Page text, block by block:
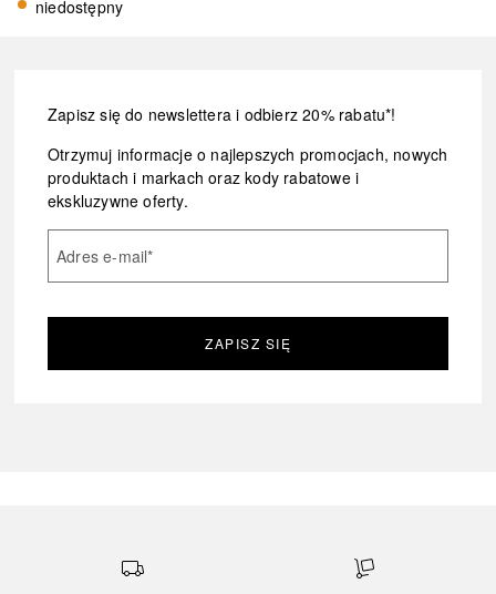
niedostępny
Zapisz się do newslettera i odbierz 20% rabatu*!
Otrzymuj informacje o najlepszych promocjach, nowych
produktach i markach oraz kody rabatowe i
ekskluzywne oferty.
Adres e-mail*
ZAPISZ SIĘ